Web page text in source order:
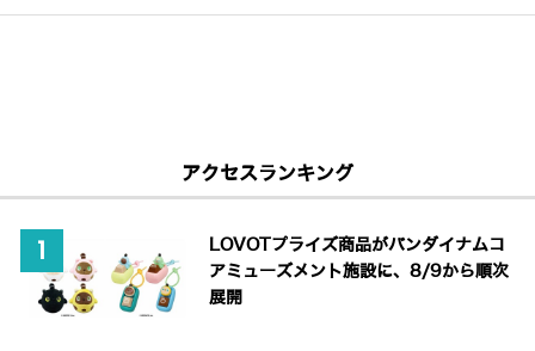
アクセスランキング
LOVOTプライズ商品がバンダイナムコ
アミューズメント施設に、8/9から順次
展開